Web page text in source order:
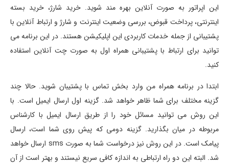
این اپراتور به صورت آنلاین بهره مند شوید. خرید شارژ، خرید بسته
اینترنتی، پرداخت قبوض، بررسی وضعیت اینترنت و شارژ و ارتباط آنلاین با
پشتیبانی از جمله خدمات کاربردی این اپلیکیشن هستند. در این برنامه می
توانید برای ارتباط با پشتیبانی همراه اول به صورت چت آنلاین استفاده
کنید.
ابتدا در برنامه همراه من وارد بخش تماس با پشتیبان شوید. حالا چند
گزینه مختلف برای شما ظاهر خواهد شد. گزینه اول ارسال ایمیل است. با
این روش می توانید مسائل خود را از طریق ارسال ایمیل با کارشناس
مربوطه در میان بگذارید. گزینه دومی که پیش روی شما است، ارسال
پیامک است. در این روش نیز درخواست شما به صورت sms ارسال خواهد
شد. البته این دو راه ارتباطی به اندازه کافی سریع نیستند و بهتر است از آن